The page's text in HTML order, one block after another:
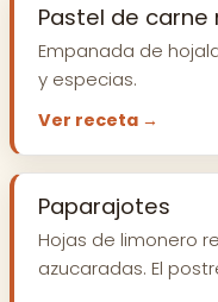
Pastel de carne
Empanada de
y especias.
Ver receta →
Paparajotes
Hojas de limonero
azucaradas. El